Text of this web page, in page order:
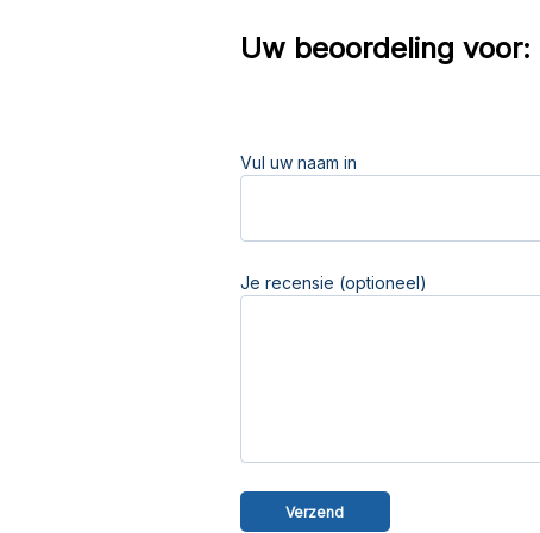
Uw beoordeling voor:
Vul uw naam in
Je recensie (optioneel)